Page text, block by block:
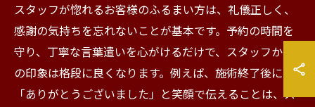
スタッフが惚れるお客様のふるまい方は、礼儀正しく、
感謝の気持ちを忘れないことが基本です。予約の時間を
守り、丁寧な言葉遣いを心がけるだけで、スタッフから
の印象は格段に良くなります。例えば、施術終了後に
「ありがとうございました」と笑顔で伝えることは、ス